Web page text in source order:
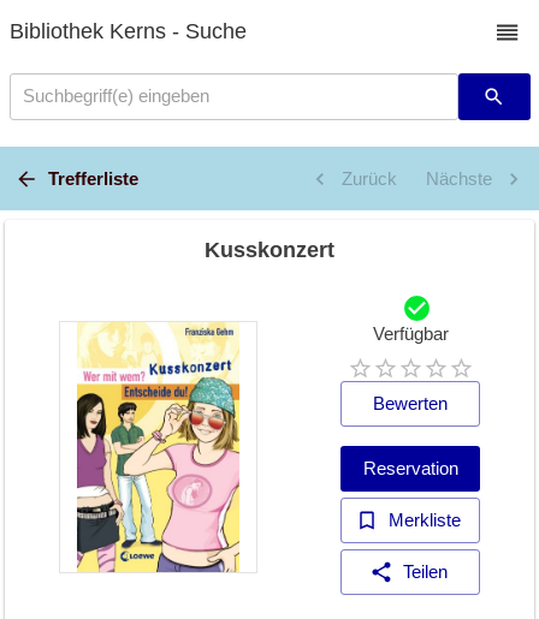
Bibliothek Kerns - Suche
Suchbegriff(e) eingeben
Trefferliste Zurück Nächste
Kusskonzert
Verfügbar
Bewerten
Reservation
Merkliste
Teilen